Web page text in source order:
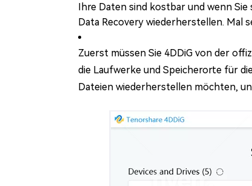
Ihre Daten sind kostbar und wenn Sie
Data Recovery wiederherstellen. Mal
Zuerst müssen Sie 4DDiG von der
die Laufwerke und Speicherorte für
Dateien wiederherstellen möchten,